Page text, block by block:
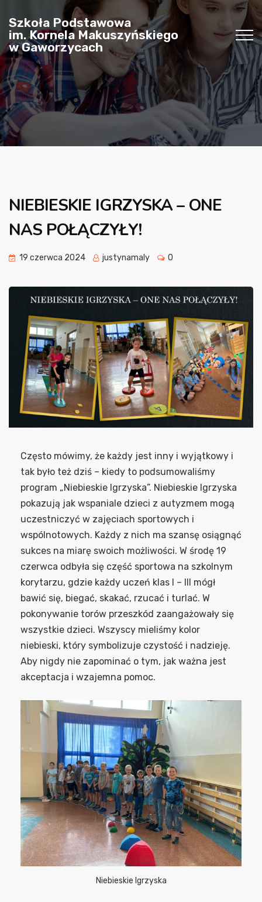
Szkoła Podstawowa
im. Kornela Makuszyńskiego
w Gaworzycach
NIEBIESKIE IGRZYSKA – ONE
NAS POŁĄCZYŁY!
19 czerwca 2024 justynamaly 0
Często mówimy, że każdy jest inny i wyjątkowy i
tak było też dziś – kiedy to podsumowaliśmy
program „Niebieskie Igrzyska”. Niebieskie Igrzyska
pokazują jak wspaniale dzieci z autyzmem mogą
uczestniczyć w zajęciach sportowych i
wspólnotowych. Każdy z nich ma szansę osiągnąć
sukces na miarę swoich możliwości. W środę 19
czerwca odbyła się część sportowa na szkolnym
korytarzu, gdzie każdy uczeń klas I – III mógł
bawić się, biegać, skakać, rzucać i turlać. W
pokonywanie torów przeszkód zaangażowały się
wszystkie dzieci. Wszyscy mieliśmy kolor
niebieski, który symbolizuje czystość i nadzieję.
Aby nigdy nie zapominać o tym, jak ważna jest
akceptacja i wzajemna pomoc.
Niebieskie Igrzyska